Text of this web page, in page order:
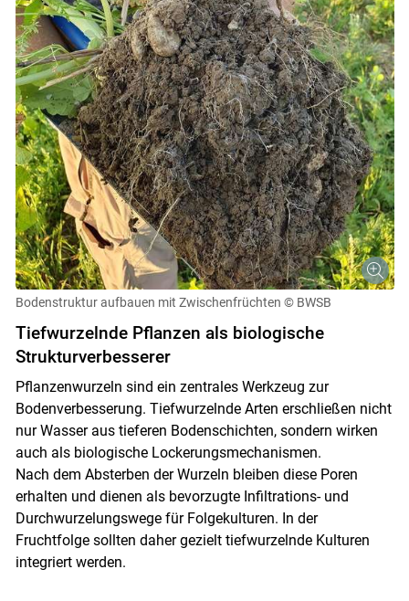
Bodenstruktur aufbauen mit Zwischenfrüchten © BWSB
Tiefwurzelnde Pflanzen als biologische
Strukturverbesserer
Pflanzenwurzeln sind ein zentrales Werkzeug zur
Bodenverbesserung. Tiefwurzelnde Arten erschließen nicht
nur Wasser aus tieferen Bodenschichten, sondern wirken
auch als biologische Lockerungsmechanismen.
Nach dem Absterben der Wurzeln bleiben diese Poren
erhalten und dienen als bevorzugte Infiltrations- und
Durchwurzelungswege für Folgekulturen. In der
Fruchtfolge sollten daher gezielt tiefwurzelnde Kulturen
integriert werden.